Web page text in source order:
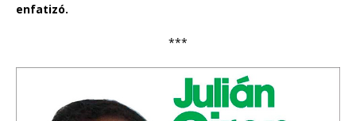
enfatizó.
***